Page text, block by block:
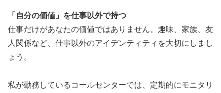
「自分の価値」を仕事以外で持つ
仕事だけがあなたの価値ではありません。趣味、家族、友
人関係など、仕事以外のアイデンティティを大切にしまし
ょう。
私が勤務しているコールセンターでは、定期的にモニタリ